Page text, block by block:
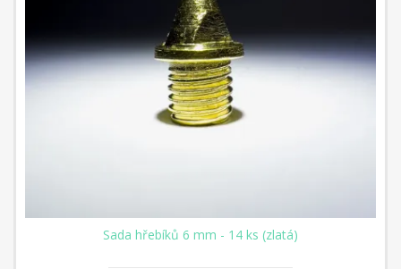
Sada hřebíků 6 mm - 14 ks (zlatá)